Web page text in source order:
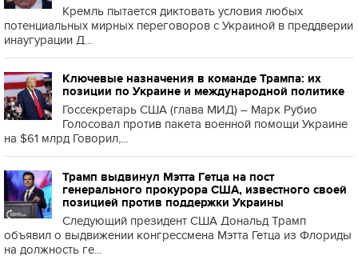
Кремль пытается диктовать условия любых
потенциальных мирных переговоров с Украиной в преддверии
инаугурации Д...
Ключевые назначения в команде Трампа: их
позиции по Украине и международной политике
Госсекретарь США (глава МИД) – Марк Рубио
Голосовал против пакета военной помощи Украине
на $61 млрд Говорил,...
Трамп выдвинул Мэтта Гетца на пост
генерального прокурора США, известного своей
позицией против поддержки Украины
Следующий президент США Дональд Трамп
объявил о выдвижении конгрессмена Мэтта Гетца из Флориды
на должность ге...